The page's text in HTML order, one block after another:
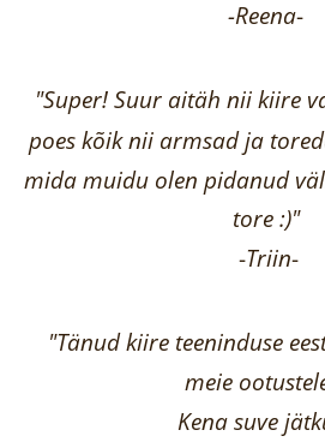
-Reena-
"Super! Suur aitäh nii kiire
poes kõik nii armsad ja
mida muidu olen pidanud
tore :)"
-Triin-
"Tänud kiire teeninduse
meie
Kena suve